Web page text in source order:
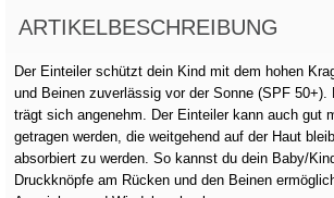
ARTIKELBESCHREIBUNG
Der Einteiler schützt dein Kind mit dem hohen
und Beinen zuverlässig vor der Sonne (SPF
trägt sich angenehm. Der Einteiler kann auch gut
getragen werden, die weitgehend auf der Haut
absorbiert zu werden. So kannst du dein Baby/
Druckknöpfe am Rücken und den Beinen